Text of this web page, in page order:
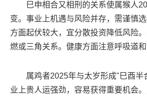
巳申相合又相刑的关系使属猴人
变。事业上机遇与风险并存，需谨慎
方面起伏较大，宜分散投资降低风险
燃或三角关系。健康方面注意呼吸道和
属鸡者2025年与太岁形成"巳酉半
业上贵人运强劲，容易获得重要机会